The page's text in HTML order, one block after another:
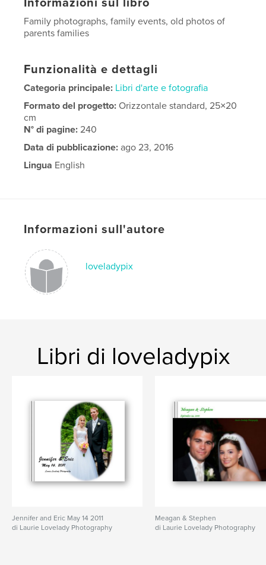
Informazioni sul libro
Family photographs, family events, old photos of
parents families
Funzionalità e dettagli
Categoria principale: Libri d'arte e fotografia
Formato del progetto:Orizzontale standard, 25×20
cm
N° di pagine:240
Data di pubblicazione: ago 23, 2016
Lingua English
Informazioni sull'autore
loveladypix
Libri di loveladypix
Jennifer and Eric May 14 2011
di Laurie Lovelady Photography
Meagan & Stephen
di Laurie Lovelady Photography